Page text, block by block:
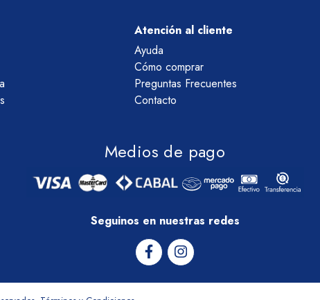
Atención al cliente
Ayuda
Cómo comprar
Preguntas Frecuentes
Contacto
Medios de pago
Seguinos en nuestras redes